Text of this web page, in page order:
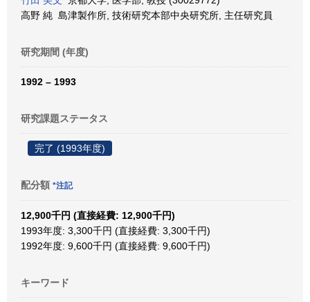
高野 純 島津製作所, 技術研究本部中央研究所, 主任研究員
研究期間 (年度)
1992 – 1993
研究課題ステータス
完了 (1993年度)
配分額 *注記
12,900千円 (直接経費: 12,900千円)
1993年度: 3,300千円 (直接経費: 3,300千円)
1992年度: 9,600千円 (直接経費: 9,600千円)
キーワード